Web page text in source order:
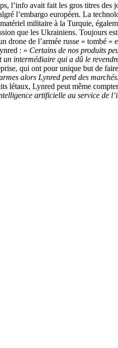
l’info avait fait les gros titres
l’embargo européen. La
militaire à la Turquie,
que les Ukrainiens. Toujours
drone de l’armée russe « tombé
: « Certains de nos produits
intermédiaire qui a dû le
qui ont pour unique but de
alors Lynred perd des
létaux, Lynred peut même
artificielle au service de